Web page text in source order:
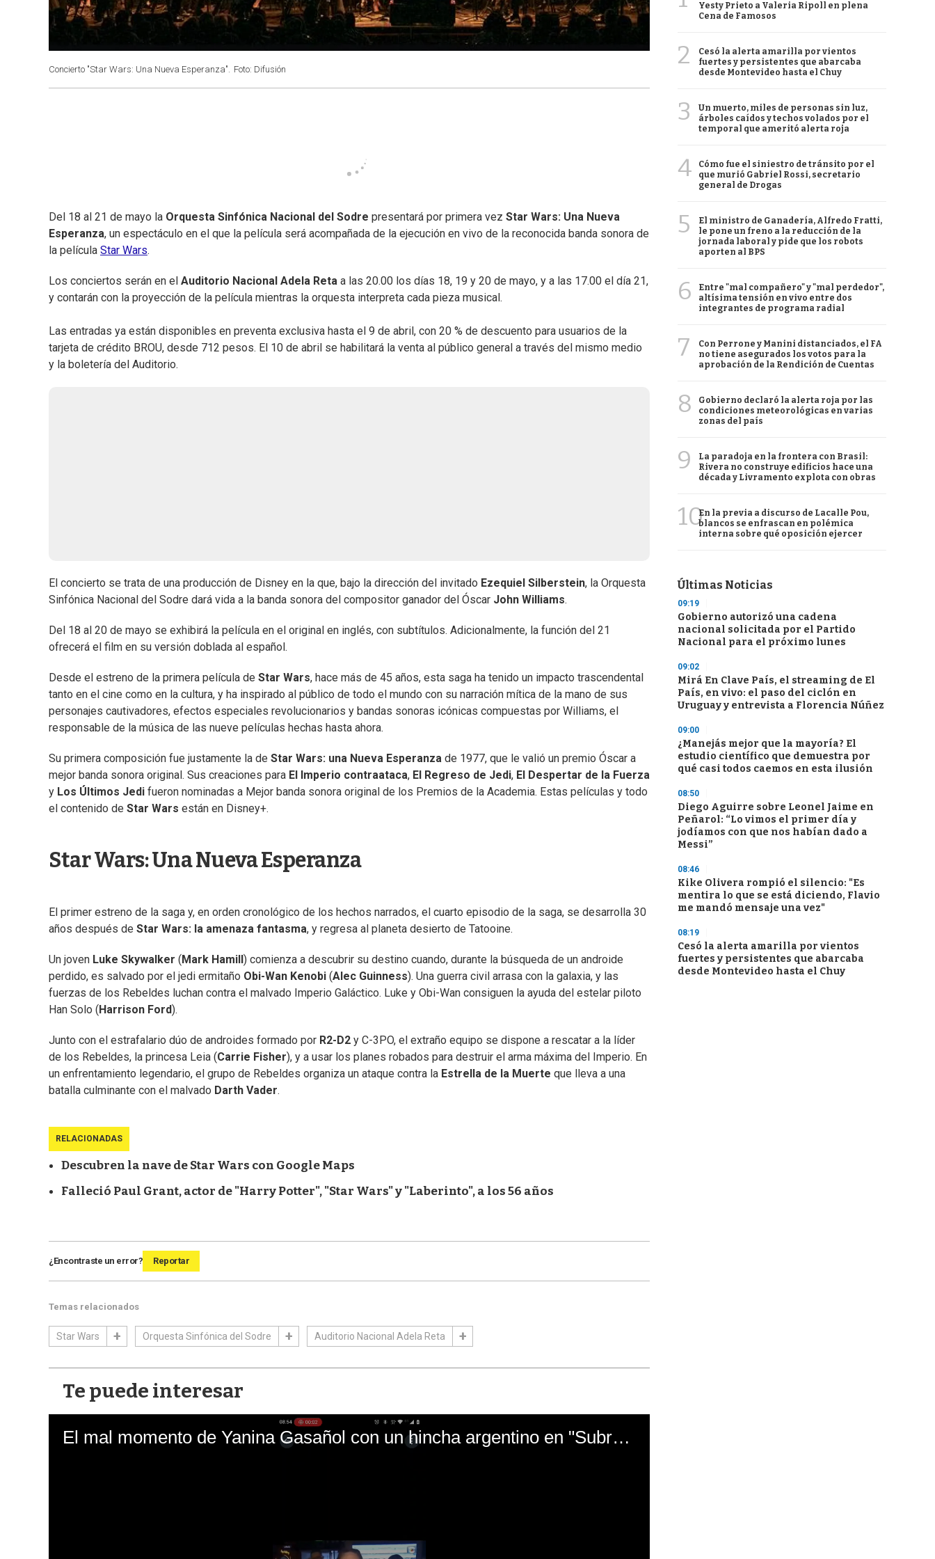
Concierto "Star Wars: Una Nueva Esperanza". Foto: Difusión
Del 18 al 21 de mayo la Orquesta Sinfónica Nacional del Sodre presentará por primera vez Star Wars: Una Nueva
Esperanza, un espectáculo en el que la película será acompañada de la ejecución en vivo de la reconocida banda sonora de
la película Star Wars.
Los conciertos serán en el Auditorio Nacional Adela Reta a las 20.00 los días 18, 19 y 20 de mayo, y a las 17.00 el día 21,
y contarán con la proyección de la película mientras la orquesta interpreta cada pieza musical.
Las entradas ya están disponibles en preventa exclusiva hasta el 9 de abril, con 20 % de descuento para usuarios de la
tarjeta de crédito BROU, desde 712 pesos. El 10 de abril se habilitará la venta al público general a través del mismo medio
y la boletería del Auditorio.
El concierto se trata de una producción de Disney en la que, bajo la dirección del invitado Ezequiel Silberstein, la Orquesta
Sinfónica Nacional del Sodre dará vida a la banda sonora del compositor ganador del Óscar John Williams.
Del 18 al 20 de mayo se exhibirá la película en el original en inglés, con subtítulos. Adicionalmente, la función del 21
ofrecerá el film en su versión doblada al español.
Desde el estreno de la primera película de Star Wars, hace más de 45 años, esta saga ha tenido un impacto trascendental
tanto en el cine como en la cultura, y ha inspirado al público de todo el mundo con su narración mítica de la mano de sus
personajes cautivadores, efectos especiales revolucionarios y bandas sonoras icónicas compuestas por Williams, el
responsable de la música de las nueve películas hechas hasta ahora.
Su primera composición fue justamente la de Star Wars: una Nueva Esperanza de 1977, que le valió un premio Óscar a
mejor banda sonora original. Sus creaciones para El Imperio contraataca, El Regreso de Jedi, El Despertar de la Fuerza
y Los Últimos Jedi fueron nominadas a Mejor banda sonora original de los Premios de la Academia. Estas películas y todo
el contenido de Star Wars están en Disney+.
Star Wars: Una Nueva Esperanza
El primer estreno de la saga y, en orden cronológico de los hechos narrados, el cuarto episodio de la saga, se desarrolla 30
años después de Star Wars: la amenaza fantasma, y regresa al planeta desierto de Tatooine.
Un joven Luke Skywalker ( Mark Hamill ) comienza a descubrir su destino cuando, durante la búsqueda de un androide
perdido, es salvado por el jedi ermitaño Obi-Wan Kenobi (Alec Guinness). Una guerra civil arrasa con la galaxia, y las
fuerzas de los Rebeldes luchan contra el malvado Imperio Galáctico. Luke y Obi-Wan consiguen la ayuda del estelar piloto
Han Solo ( Harrison Ford).
Junto con el estrafalario dúo de androides formado por R2-D2 y C-3PO, el extraño equipo se dispone a rescatar a la líder
de los Rebeldes, la princesa Leia (Carrie Fisher), y a usar los planes robados para destruir el arma máxima del Imperio. En
un enfrentamiento legendario, el grupo de Rebeldes organiza un ataque contra la Estrella de la Muerte que lleva a una
batalla culminante con el malvado Darth Vader.
RELACIONADAS
Descubren la nave de Star Wars con Google Maps
Falleció Paul Grant, actor de "Harry Potter", "Star Wars" y "Laberinto", a los 56 años
¿Encontraste un error? Reportar
Temas relacionados
Star Wars Orquesta Sinfónica del Sodre Auditorio Nacional Adela Reta
Te puede interesar
El mal momento de Yanina Gasañol con un hincha argentino en "Subrayado"
Yesty Prieto a Valeria Ripoll en plena
Cena de Famosos
2
Cesó la alerta amarilla por vientos
fuertes y persistentes que abarcaba
desde Montevideo hasta el Chuy
3
Un muerto, miles de personas sin luz,
árboles caídos y techos volados por el
temporal que ameritó alerta roja
4
Cómo fue el siniestro de tránsito por el
que murió Gabriel Rossi, secretario
general de Drogas
5
El ministro de Ganadería, Alfredo Fratti,
le pone un freno a la reducción de la
jornada laboral y pide que los robots
aporten al BPS
6
Entre "mal compañero" y "mal perdedor",
altísima tensión en vivo entre dos
integrantes de programa radial
7
Con Perrone y Manini distanciados, el FA
no tiene asegurados los votos para la
aprobación de la Rendición de Cuentas
8
Gobierno declaró la alerta roja por las
condiciones meteorológicas en varias
zonas del país
9
La paradoja en la frontera con Brasil:
Rivera no construye edificios hace una
década y Livramento explota con obras
10En la previa a discurso de Lacalle Pou,
blancos se enfrascan en polémica
interna sobre qué oposición ejercer
Últimas Noticias
09:19
Gobierno autorizó una cadena
nacional solicitada por el Partido
Nacional para el próximo lunes
09:02
Mirá En Clave País, el streaming de El
País, en vivo: el paso del ciclón en
Uruguay y entrevista a Florencia Núñez
09:00
¿Manejás mejor que la mayoría? El
estudio científico que demuestra por
qué casi todos caemos en esta ilusión
08:50
Diego Aguirre sobre Leonel Jaime en
Peñarol: “Lo vimos el primer día y
jodíamos con que nos habían dado a
Messi”
08:46
Kike Olivera rompió el silencio: "Es
mentira lo que se está diciendo, Flavio
me mandó mensaje una vez"
08:19
Cesó la alerta amarilla por vientos
fuertes y persistentes que abarcaba
desde Montevideo hasta el Chuy